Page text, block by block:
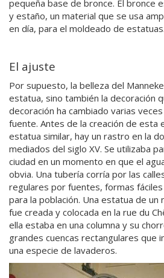
pequeña base de bronce. El bronce
y estaño, un material que se usa
en día, para el moldeado de estatuas.
El ajuste
Por supuesto, la belleza del
estatua, sino también la decoración
decoración ha cambiado varias
fuente. Antes de la creación de esta
estatua similar, hay un rastro en la
mediados del siglo XV. Se utilizaba
ciudad en un momento en que el
obvia. Una tubería corría por las
regulares por fuentes, formas
para la población. Una estatua de un
fue creada y colocada en la rue du
ella estaba en una columna y su
grandes cuencas rectangulares que
una especie de lavaderos.